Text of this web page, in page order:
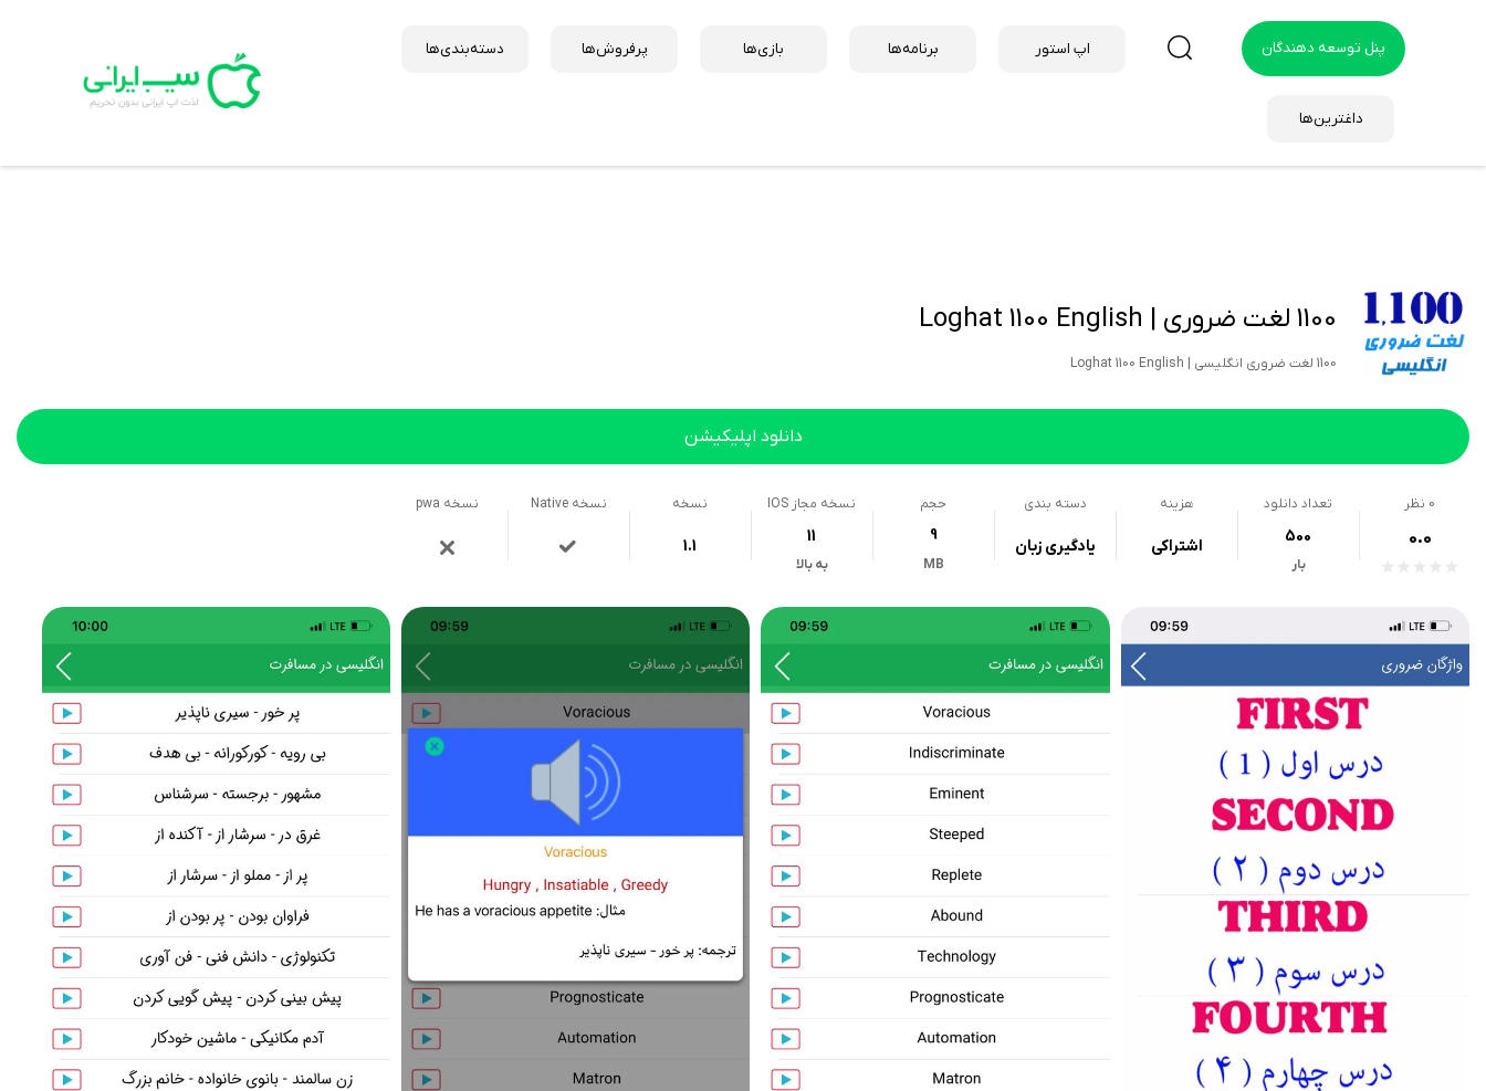
پنل توسعه دهندگان اپ استور برنامه‌ها بازی‌ها پرفروش‌ها دسته‌بندی‌ها
داغترین‌ها
1100 لغت ضروری | Loghat 1100 English
1100 لغت ضروری انگلیسی | Loghat 1100 English
دانلود اپلیکیشن
0 نظر
0.0
تعداد دانلود
500
بار
هزینه
اشتراکی
دسته بندی
یادگیری زبان
حجم
9
MB
نسخه مجاز IOS
11
به بالا
نسخه
1.1
نسخه Native نسخه pwa